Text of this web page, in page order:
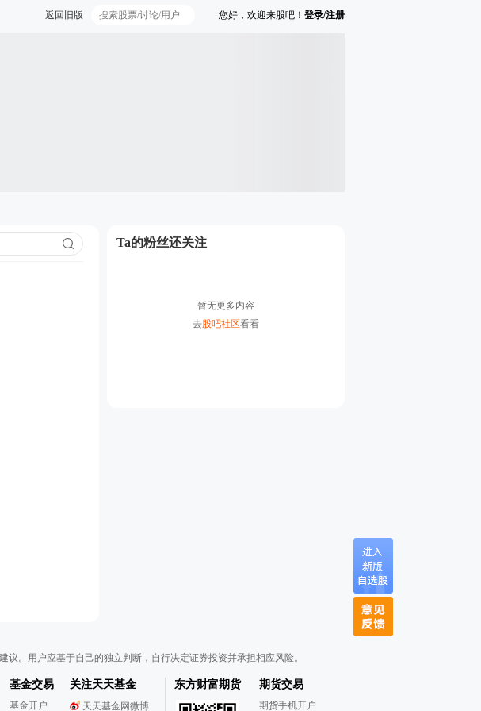
您好，欢迎来股吧！ 登录/注册
返回旧版
Ta的粉丝还关注
暂无更多内容
去股吧社区看看
。用户应基于自己的独立判断，自行决定证券投资并承担相应风险。
基金交易
基金开户
关注天天基金
天天基金网微博
东方财富期货 期货交易
期货手机开户